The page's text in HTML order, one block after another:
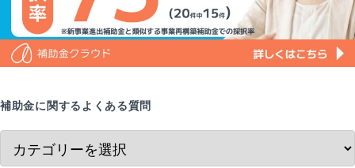
補助金に関するよくある質問